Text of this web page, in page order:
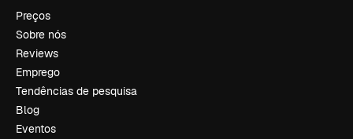
Preços
Sobre nós
Reviews
Emprego
Tendências de pesquisa
Blog
Eventos